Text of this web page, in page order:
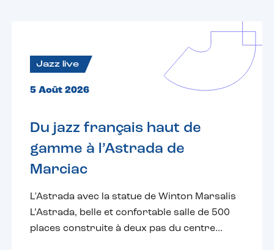
Jazz live
5 Août 2026
Du jazz français haut de
gamme à l’Astrada de
Marciac
L'Astrada avec la statue de Winton Marsalis
L’Astrada, belle et confortable salle de 500
places construite à deux pas du centre...